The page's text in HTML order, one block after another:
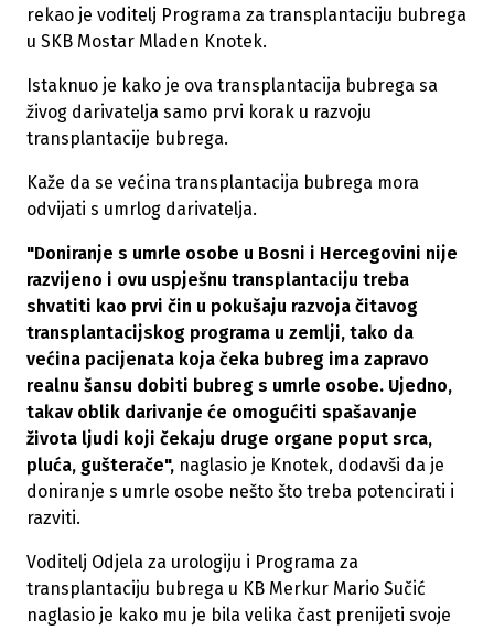
rekao je voditelj Programa za transplantaciju bubrega
u SKB Mostar Mladen Knotek.
Istaknuo je kako je ova transplantacija bubrega sa
živog darivatelja samo prvi korak u razvoju
transplantacije bubrega.
Kaže da se većina transplantacija bubrega mora
odvijati s umrlog darivatelja.
"Doniranje s umrle osobe u Bosni i Hercegovini nije
razvijeno i ovu uspješnu transplantaciju treba
shvatiti kao prvi čin u pokušaju razvoja čitavog
transplantacijskog programa u zemlji, tako da
većina pacijenata koja čeka bubreg ima zapravo
realnu šansu dobiti bubreg s umrle osobe. Ujedno,
takav oblik darivanje će omogućiti spašavanje
života ljudi koji čekaju druge organe poput srca,
pluća, gušterače", naglasio je Knotek, dodavši da je
doniranje s umrle osobe nešto što treba potencirati i
razviti.
Voditelj Odjela za urologiju i Programa za
transplantaciju bubrega u KB Merkur Mario Sučić
naglasio je kako mu je bila velika čast prenijeti svoje